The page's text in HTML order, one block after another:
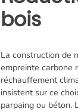
bois
La construction de
empreinte carbone
réchauffement
insistent sur ce
parpaing ou béton.